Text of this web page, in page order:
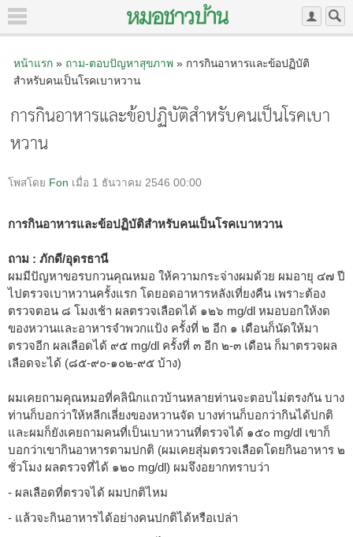
หน้าแรก» ถาม-ตอบปัญหาสุขภาพ» การกินอาหารและข้อปฏิบัติ
สำหรับคนเป็นโรคเบาหวาน
การกินอาหารและข้อปฏิบัติสำหรับคนเป็นโรคเบา
หวาน
โพสโดย Fon เมื่อ 1 ธันวาคม 2546 00:00
การกินอาหารและข้อปฏิบัติสำหรับคนเป็นโรคเบาหวาน
ถาม : ภักดี/อุดรธานี
ผมมีปัญหาขอรบกวนคุณหมอ ให้ความกระจ่างผมด้วย ผมอายุ ๔๗ ปี
ไปตรวจเบาหวานครั้งแรก โดยอดอาหารหลังเที่ยงคืน เพราะต้อง
ตรวจตอน ๘ โมงเช้า ผลตรวจเลือดได้ ๑๒๖ mg/dl หมอบอกให้งด
ของหวานและอาหารจำพวกแป้ง ครั้งที่ ๒ อีก ๑ เดือนก็นัดให้มา
ตรวจอีก ผลเลือดได้ ๙๕ mg/dl ครั้งที่ ๓ อีก ๒-๓ เดือน ก็มาตรวจผล
เลือดจะได้ (๘๕-๙๐-๑๐๒-๙๕ บ้าง)
ผมเคยถามคุณหมอที่คลินิกแถวบ้านหลายท่านจะตอบไม่ตรงกัน บาง
ท่านก็บอกว่าให้หลีกเลี่ยงของหวานจัด บางท่านก็บอกว่ากินได้ปกติ
และผมก็ยังเคยถามคนที่เป็นเบาหวานที่ตรวจได้ ๑๕๐ mg/dl เขาก็
บอกว่าเขากินอาหารตามปกติ (ผมเคยสุ่มตรวจเลือดโดยกินอาหาร ๒
ชั่วโมง ผลตรวจที่ได้ ๑๒๐ mg/dl) ผมจึงอยากทราบว่า
- ผลเลือดที่ตรวจได้ ผมปกติไหม
- แล้วจะกินอาหารได้อย่างคนปกติได้หรือเปล่า